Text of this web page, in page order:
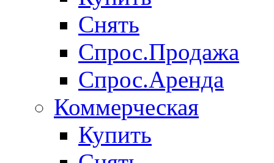
Снять
Спрос.Продажа
Спрос.Аренда
Коммерческая
Купить